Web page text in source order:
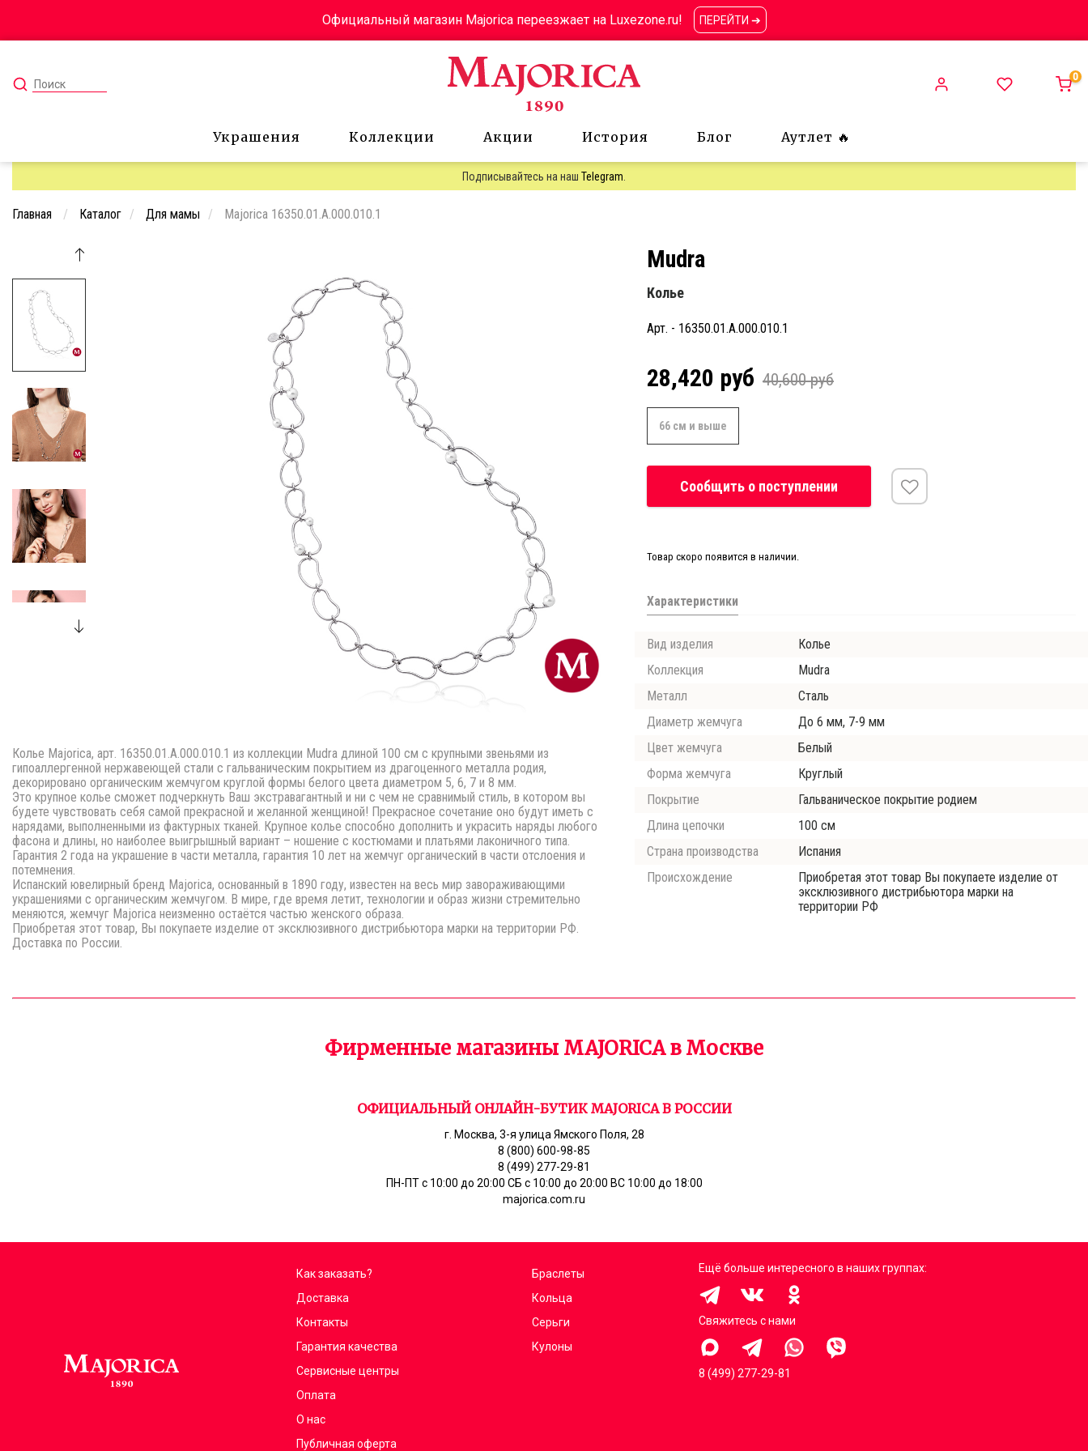
Официальный магазин Majorica переезжает на Luxezone.ru! ПЕРЕЙТИ ➔
0
Украшения Коллекции Акции История Блог Аутлет 🔥
Подписывайтесь на наш Telegram
Главная Каталог Для мамы Majorica 16350.01.A.000.010.1
Колье Majorica, арт. 16350.01.A.000.010.1 из коллекции Mudra длиной 100 см с крупными звеньями из
гипоаллергенной нержавеющей стали с гальваническим покрытием из драгоценного металла родия,
декорировано органическим жемчугом круглой формы белого цвета диаметром 5, 6, 7 и 8 мм.
Это крупное колье сможет подчеркнуть Ваш экстравагантный и ни с чем не сравнимый стиль, в котором вы
будете чувствовать себя самой прекрасной и желанной женщиной! Прекрасное сочетание оно будут иметь с
нарядами, выполненными из фактурных тканей. Крупное колье способно дополнить и украсить наряды любого
фасона и длины, но наиболее выигрышный вариант – ношение с костюмами и платьями лаконичного типа.
Гарантия 2 года на украшение в части металла, гарантия 10 лет на жемчуг органический в части отслоения и
потемнения.
Испанский ювелирный бренд Majorica, основанный в 1890 году, известен на весь мир завораживающими
украшениями c органическим жемчугом. В мире, где время летит, технологии и образ жизни стремительно
меняются, жемчуг Majorica неизменно остаётся частью женского образа.
Приобретая этот товар, Вы покупаете изделие от эксклюзивного дистрибьютора марки на территории РФ.
Доставка по России.
Mudra
Колье
Арт. - 16350.01.A.000.010.1
28,420 руб 40,600 руб
66 см и выше
Сообщить о поступлении
Товар скоро появится в наличии.
Характеристики
Вид изделия
Колье
Коллекция
Mudra
Металл
Сталь
Диаметр жемчуга
До 6 мм, 7-9 мм
Цвет жемчуга
Белый
Форма жемчуга
Круглый
Покрытие
Гальваническое покрытие родием
Длина цепочки
100 см
Страна производства
Испания
Происхождение
Приобретая этот товар Вы покупаете изделие от
эксклюзивного дистрибьютора марки на
территории РФ
Фирменные магазины MAJORICA в Москве
ОФИЦИАЛЬНЫЙ ОНЛАЙН-БУТИК MAJORICA В РОССИИ
г. Москва, 3-я улица Ямского Поля, 28
8 (800) 600-98-85
8 (499) 277-29-81
ПН-ПТ с 10:00 до 20:00 СБ с 10:00 до 20:00 ВС 10:00 до 18:00
majorica.com.ru
Как заказать?
Доставка
Контакты
Гарантия качества
Сервисные центры
Оплата
О нас
Публичная оферта
Браслеты
Кольца
Серьги
Кулоны
Ещё больше интересного в наших группах:
Свяжитесь с нами
8 (499) 277-29-81